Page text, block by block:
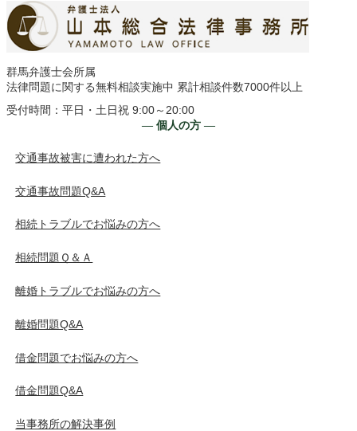
群馬弁護士会所属
法律問題に関する無料相談実施中 累計相談件数7000件以上
受付時間：平日・土日祝 9:00～20:00
― 個人の方 ―
交通事故被害に遭われた方へ
交通事故問題Q&A
相続トラブルでお悩みの方へ
相続問題Ｑ＆Ａ
離婚トラブルでお悩みの方へ
離婚問題Q&A
借金問題でお悩みの方へ
借金問題Q&A
当事務所の解決事例